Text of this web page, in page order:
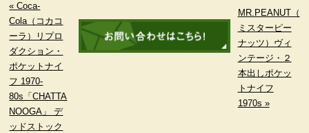
« Coca-
Cola（コカコ
ーラ）リプロ
ダクション・
ポケットナイ
フ 1970-
80s「CHATTA
NOOGA」 デ
ッドストック
MR.PEANUT（
ミスターピー
ナッツ）ヴィ
ンテージ・２
本出しポケッ
トナイフ
1970s »